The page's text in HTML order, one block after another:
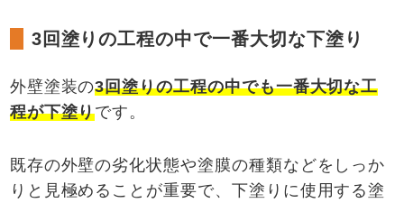
3回塗りの工程の中で一番大切な下塗り
外壁塗装の3回塗りの工程の中でも一番大切な工
程が下塗りです。
既存の外壁の劣化状態や塗膜の種類などをしっか
りと見極めることが重要で、下塗りに使用する塗